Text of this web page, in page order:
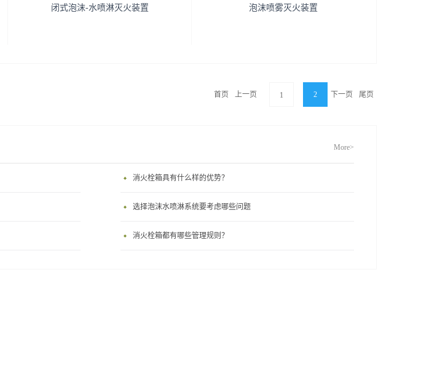
闭式泡沫-水喷淋灭火装置 泡沫喷雾灭火装置
首页 上一页 1 2 下一页 尾页
More>
消火栓箱具有什么样的优势？
选择泡沫水喷淋系统要考虑哪些问题
消火栓箱都有哪些管理规则？